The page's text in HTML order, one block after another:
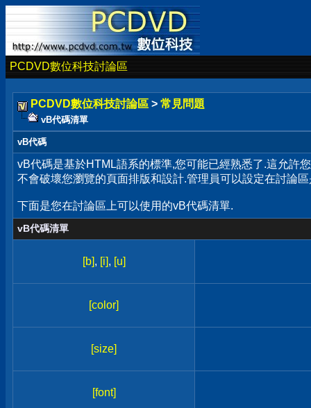
PCDVD數位科技討論區
PCDVD數位科技討論區 > 常見問題
vB代碼清單
vB代碼
vB代碼是基於HTML語系的標準,您可能已經熟悉了.這允許
不會破壞您瀏覽的頁面排版和設計.管理員可以設定在討論
下面是您在討論區上可以使用的vB代碼清單.
vB代碼清單
[b], [i], [u]
[color]
[size]
[font]